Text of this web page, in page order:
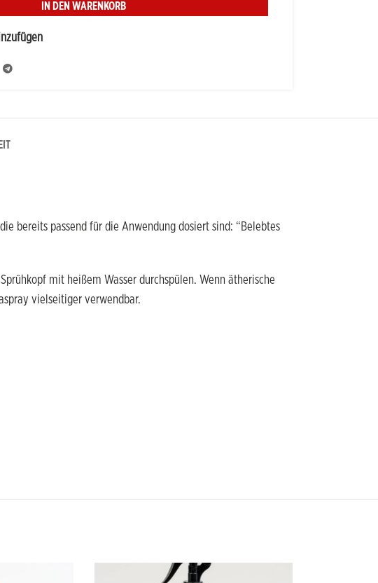
IN DEN WARENKORB
bereits passend für die Anwendung dosiert sind: “Belebtes
mit heißem Wasser durchspülen. Wenn ätherische
vielseitiger verwendbar.